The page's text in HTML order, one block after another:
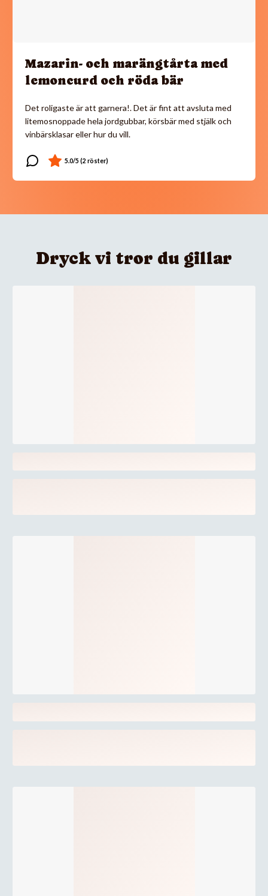
Mazarin- och marängtårta med
lemoncurd och röda bär
Det roligaste är att garnera!. Det är fint att avsluta med
litemosnoppade hela jordgubbar, körsbär med stjälk och
vinbärsklasar eller hur du vill.
Dryck vi tror du gillar